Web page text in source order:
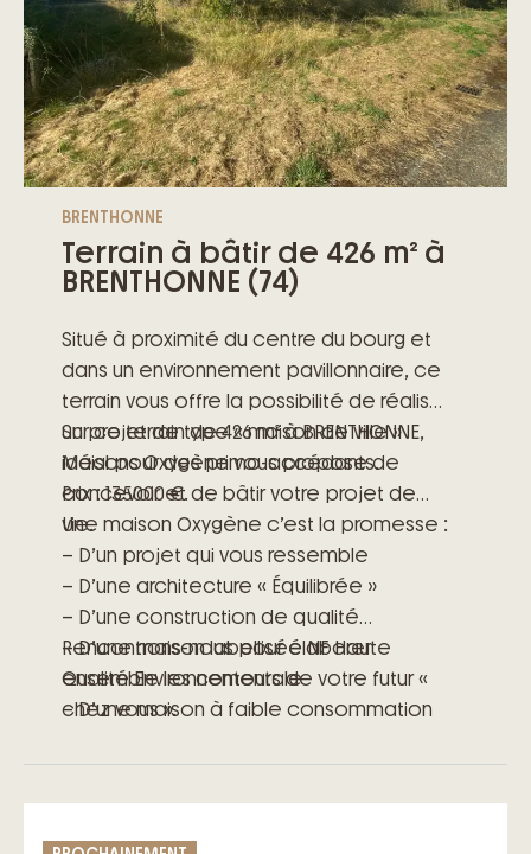
BRENTHONNE
Terrain à bâtir de 426 m² à
BRENTHONNE (74)
Situé à proximité du centre du bourg et
dans un environnement pavillonnaire, ce
terrain vous offre la possibilité de réaliser
un projet de type « maison de ville »
idéal pour des primo-accédants.
Prix : 135000 €.
Sur ce terrain de 426 m² à BRENTHONNE,
Maisons Oxygène vous propose de
concevoir et de bâtir votre projet de
vie.
Une maison Oxygène c’est la promesse :
– D’un projet qui vous ressemble
– D’une architecture « Équilibrée »
– D’une construction de qualité
– D’une maison labellisée NF Haute
Qualité Environnementale
– D’une maison à faible consommation
– D’engagements précis et clairs
– D’un accompagnement à toutes les
Rencontrons-nous pour élaborer
ensemble les contours de votre futur «
chez vous ».